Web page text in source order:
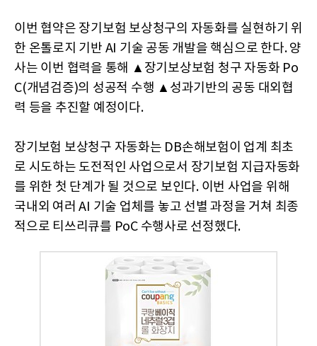
이번 협약은 장기보험 보상청구의 자동화를 실현하기 위
한 온톨로지 기반 AI 기술 공동 개발을 핵심으로 한다. 양
사는 이번 협력을 통해 ▲장기보상보험 청구 자동화 Po
C(개념검증)의 성공적 수행 ▲성과기반의 공동 대외협
력 등을 추진할 예정이다.
장기보험 보상청구 자동화는 DB손해보험이 업계 최초
로 시도하는 도전적인 사업으로서 장기보험 지급자동화
를 위한 첫 단계가 될 것으로 보인다. 이번 사업을 위해
국내외 여러 AI 기술 업체를 놓고 선별 과정을 거쳐 최종
적으로 티쓰리큐를 PoC 수행사로 선정했다.